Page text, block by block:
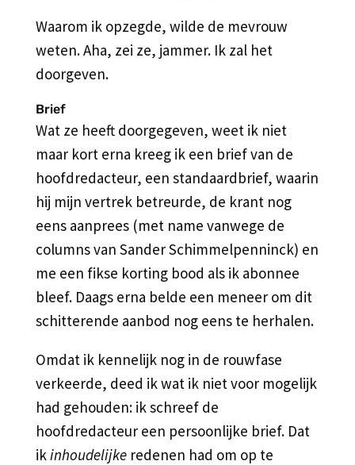
Waarom ik opzegde, wilde de mevrouw
weten. Aha, zei ze, jammer. Ik zal het
doorgeven.
Brief
Wat ze heeft doorgegeven, weet ik niet
maar kort erna kreeg ik een brief van de
hoofdredacteur, een standaardbrief, waarin
hij mijn vertrek betreurde, de krant nog
eens aanprees (met name vanwege de
columns van Sander Schimmelpenninck) en
me een fikse korting bood als ik abonnee
bleef. Daags erna belde een meneer om dit
schitterende aanbod nog eens te herhalen.
Omdat ik kennelijk nog in de rouwfase
verkeerde, deed ik wat ik niet voor mogelijk
had gehouden: ik schreef de
hoofdredacteur een persoonlijke brief. Dat
ik inhoudelijkeredenen had om op te